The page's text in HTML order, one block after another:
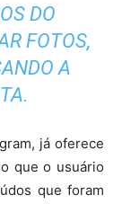
DO
FOTOS,
A
já oferece
que o usuário
que foram